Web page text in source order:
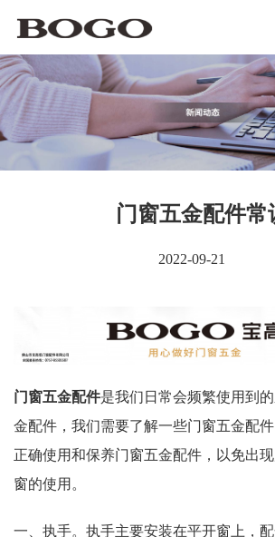
门窗五金配件常
2022-09-21
门窗五金配件是我们日常会频繁使用到
金配件，我们需要了解一些门窗五金配
正确使用和保养门窗五金配件，以免出
窗的使用。
一、执手。执手主要安装在平开窗上，配